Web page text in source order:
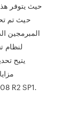
حيث يتوفر
حيث تم
المبرمجين